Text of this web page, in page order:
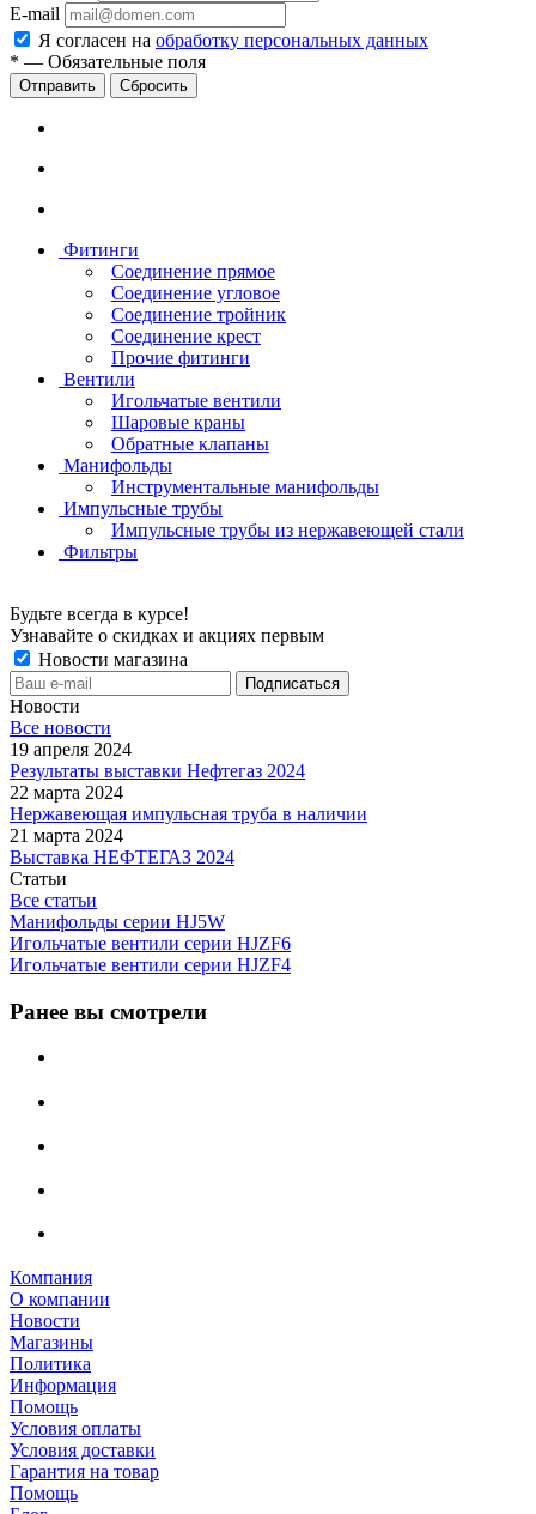
E-mail
Я согласен на обработку персональных данных
* — Обязательные поля
Сбросить
Фитинги
Соединение прямое
Соединение угловое
Соединение тройник
Соединение крест
Прочие фитинги
Вентили
Игольчатые вентили
Шаровые краны
Обратные клапаны
Манифольды
Инструментальные манифольды
Импульсные трубы
Импульсные трубы из нержавеющей стали
Фильтры
Будьте всегда в курсе!
Узнавайте о скидках и акциях первым
Новости магазина
Новости
Все новости
19 апреля 2024
Результаты выставки Нефтегаз 2024
22 марта 2024
Нержавеющая импульсная труба в наличии
21 марта 2024
Выставка НЕФТЕГАЗ 2024
Статьи
Все статьи
Манифольды серии HJ5W
Игольчатые вентили серии HJZF6
Игольчатые вентили серии HJZF4
Ранее вы смотрели
Компания
О компании
Новости
Магазины
Политика
Информация
Помощь
Условия оплаты
Условия доставки
Гарантия на товар
Помощь